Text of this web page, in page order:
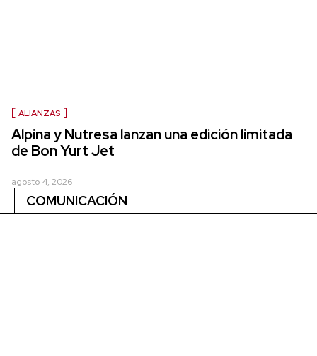
ALIANZAS
Alpina y Nutresa lanzan una edición limitada
de Bon Yurt Jet
agosto 4, 2026
COMUNICACIÓN